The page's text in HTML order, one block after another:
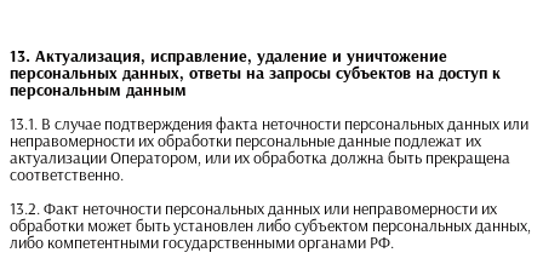
13. Актуализация, исправление, удаление и уничтожение
персональных данных, ответы на запросы субъектов на доступ к
персональным данным
13.1. В случае подтверждения факта неточности персональных данных или
неправомерности их обработки персональные данные подлежат их
актуализации Оператором, или их обработка должна быть прекращена
соответственно.
13.2. Факт неточности персональных данных или неправомерности их
обработки может быть установлен либо субъектом персональных данных,
либо компетентными государственными органами РФ.